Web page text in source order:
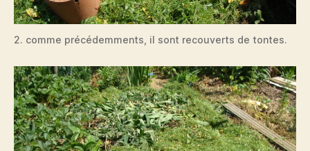
2. comme précédemments, il sont recouverts de tontes.